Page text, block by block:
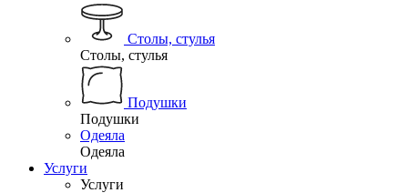
Столы, стулья
Столы, стулья
Подушки
Подушки
Одеяла
Одеяла
Услуги
Услуги